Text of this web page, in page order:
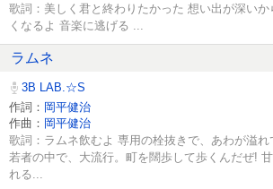
歌詞：美しく君と終わりたかった 想い出が深い
くなるよ 音楽に逃げる ...
ラムネ
3B LAB.☆S
作詞： 岡平健治
作曲： 岡平健治
歌詞：ラムネ飲むよ 専用の栓抜きで、あわが溢れ
若者の中で、大流行。町を闊歩して歩くんだぜ!
れる...